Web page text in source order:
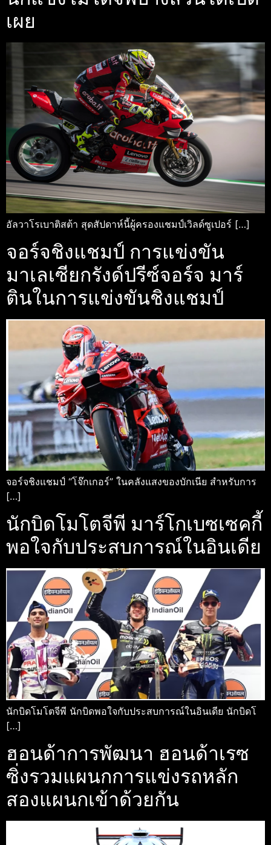
เผย
อัลวาโรเบาติสต้า สุดสัปดาห์นี้ผู้ครองแชมป์เวิลด์ซูเปอร์ […]
จอร์จชิงแชมป์ การแข่งขัน
มาเลเซียกรังด์ปรีซ์จอร์จ มาร์
ตินในการแข่งขันชิงแชมป์
จอร์จชิงแชมป์ “โจ๊กเกอร์” ในคลังแสงของบักเนีย สำหรับการ
[…]
นักบิดโมโตจีพี มาร์โกเบซเซคกี้
พอใจกับประสบการณ์ในอินเดีย
นักบิดโมโตจีพี นักบิดพอใจกับประสบการณ์ในอินเดีย นักบิดโ
[…]
ฮอนด้าการพัฒนา ฮอนด้าเรซ
ซิ่งรวมแผนกการแข่งรถหลัก
สองแผนกเข้าด้วยกัน